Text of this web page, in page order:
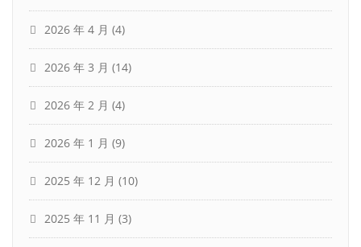
2026 年 4 月 (4)
2026 年 3 月 (14)
2026 年 2 月 (4)
2026 年 1 月 (9)
2025 年 12 月 (10)
2025 年 11 月 (3)